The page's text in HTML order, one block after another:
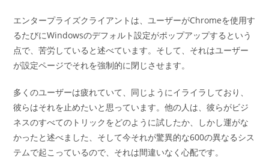
エンタープライズクライアントは、ユーザーがChromeを使用す
るたびにWindowsのデフォルト設定がポップアップするという
点で、苦労していると述べています。そして、それはユーザー
が設定ページでそれを強制的に閉じさせます。
多くのユーザーは疲れていて、同じようにイライラしており、
彼らはそれを止めたいと思っています。他の人は、彼らがビジ
ネスのすべてのトリックをどのように試したか、しかし運がな
かったと述べました、そして今それが驚異的な600の異なるシス
テムで起こっているので、それは間違いなく心配です。